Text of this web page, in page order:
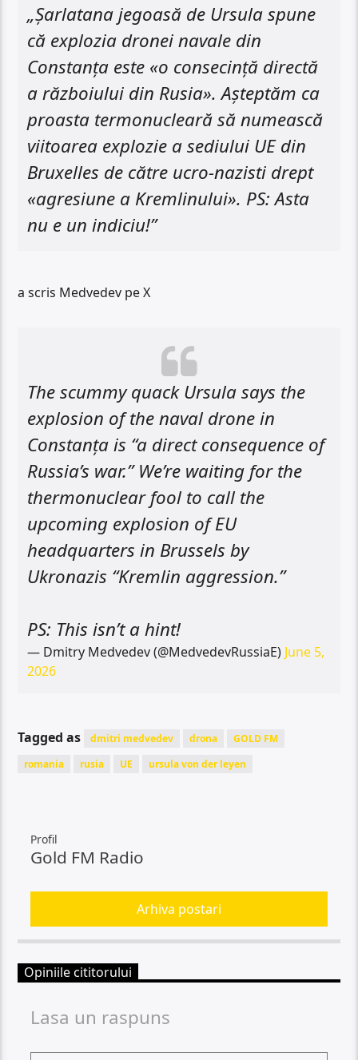
„Șarlatana jegoasă de Ursula spune
că explozia dronei navale din
Constanța este «o consecință directă
a războiului din Rusia». Așteptăm ca
proasta termonucleară să numească
viitoarea explozie a sediului UE din
Bruxelles de către ucro-nazisti drept
«agresiune a Kremlinului». PS: Asta
nu e un indiciu!”
a scris Medvedev pe X
The scummy quack Ursula says the
explosion of the naval drone in
Constanța is “a direct consequence of
Russia’s war.” We’re waiting for the
thermonuclear fool to call the
upcoming explosion of EU
headquarters in Brussels by
Ukronazis “Kremlin aggression.”
PS: This isn’t a hint!
— Dmitry Medvedev (@MedvedevRussiaE) June 5,
2026
Tagged as dmitri medvedev drona
GOLD FM
romania
rusia UE ursula von der leyen
Profil
Gold FM Radio
Arhiva postari
Opiniile cititorului
Lasa un raspuns